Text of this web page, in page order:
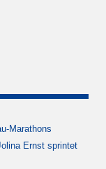
Marathons
Ernst sprintet